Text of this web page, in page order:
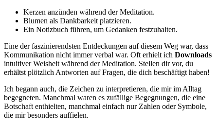
Kerzen anzünden während der Meditation.
Blumen als Dankbarkeit platzieren.
Ein Notizbuch führen, um Gedanken festzuhalten.
Eine der faszinierendsten Entdeckungen auf diesem Weg war, dass
Kommunikation nicht immer verbal war. Oft erhielt ich Downloads
intuitiver Weisheit während der Meditation. Stellen dir vor, du
erhältst plötzlich Antworten auf Fragen, die dich beschäftigt haben!
Ich begann auch, die Zeichen zu interpretieren, die mir im Alltag
begegneten. Manchmal waren es zufällige Begegnungen, die eine
Botschaft enthielten, manchmal einfach nur Zahlen oder Symbole,
die mir besonders auffielen.